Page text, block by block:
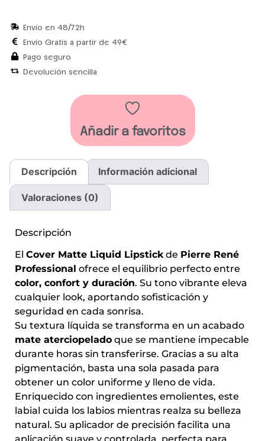
Envío en 48/72h
Envío Gratis a partir de 49€
Pago seguro
Devolución sencilla
Añadir a favoritos
Descripción Información adicional
Valoraciones (0)
Descripción
El Cover Matte Liquid Lipstick de Pierre René
Professional ofrece el equilibrio perfecto entre
color, confort y duración. Su tono vibrante eleva
cualquier look, aportando sofisticación y
seguridad en cada sonrisa.
Su textura líquida se transforma en un acabado
mate aterciopelado que se mantiene impecable
durante horas sin transferirse. Gracias a su alta
pigmentación, basta una sola pasada para
obtener un color uniforme y lleno de vida.
Enriquecido con ingredientes emolientes, este
labial cuida los labios mientras realza su belleza
natural. Su aplicador de precisión facilita una